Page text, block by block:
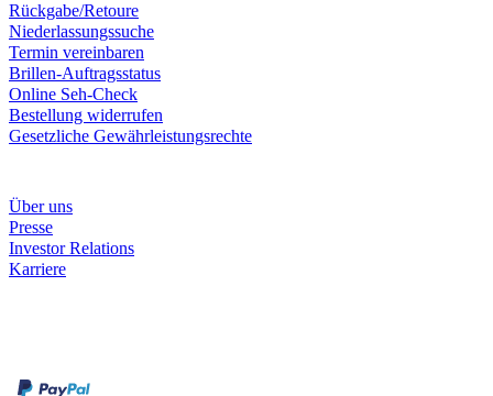
Rückgabe/Retoure
Niederlassungssuche
Termin vereinbaren
Brillen-Auftragsstatus
Online Seh-Check
Bestellung widerrufen
Gesetzliche Gewährleistungsrechte
Über uns
Presse
Investor Relations
Karriere